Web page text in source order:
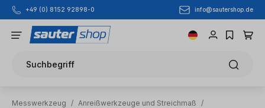
Zum Hauptinhalt springen
+49 (0) 8152 92898-0 info@sautershop.de
Suchbegriff
Messwerkzeug / Anreißwerkzeuge und Streichmaß
/